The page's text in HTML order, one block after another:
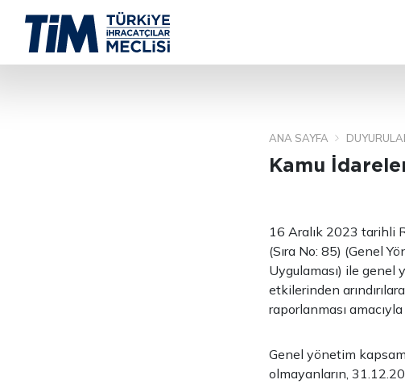
ANA SAYFA
Kamu
16 Aralık 2023 tarihli
(Sıra No: 85) (Genel
Uygulaması) ile genel
etkilerinden
raporlanması
Genel yönetim
olmayanların,